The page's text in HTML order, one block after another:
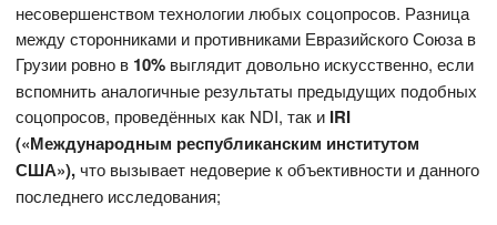
несовершенством технологии любых соцопросов. Разница
между сторонниками и противниками Евразийского Союза в
Грузии ровно в 10% выглядит довольно искусственно, если
вспомнить аналогичные результаты предыдущих подобных
соцопросов, проведённых как NDI, так и IRI
(«Международным республиканским институтом
США»),что вызывает недоверие к объективности и данного
последнего исследования;